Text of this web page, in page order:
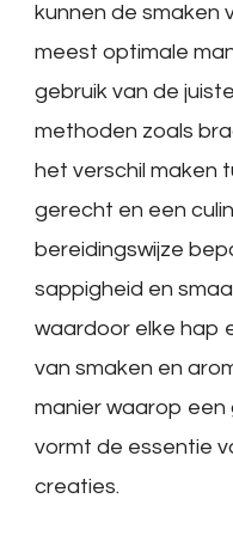
kunnen de smaken
meest optimale
gebruik van de
methoden zoals
het verschil maken
gerecht en een
bereidingswijze
sappigheid en
waardoor elke hap
van smaken en
manier waarop
vormt de essentie
creaties.